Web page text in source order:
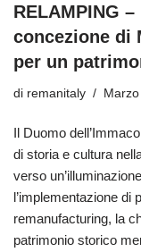
RELAMPING
concezione di
per un
di remanitaly
Il Duomo
di storia e cultura
verso
l’implementazione di
remanufacturing, la
patrimonio storico